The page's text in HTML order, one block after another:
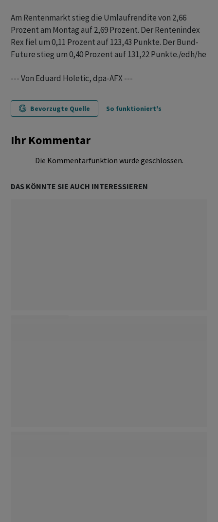
Am Rentenmarkt stieg die Umlaufrendite von 2,66
Prozent am Montag auf 2,69 Prozent. Der Rentenindex
Rex fiel um 0,11 Prozent auf 123,43 Punkte. Der Bund-
Future stieg um 0,40 Prozent auf 131,22 Punkte./edh/he
--- Von Eduard Holetic, dpa-AFX ---
Bevorzugte Quelle So funktioniert's
Ihr Kommentar
Die Kommentarfunktion wurde geschlossen.
DAS KÖNNTE SIE AUCH INTERESSIEREN